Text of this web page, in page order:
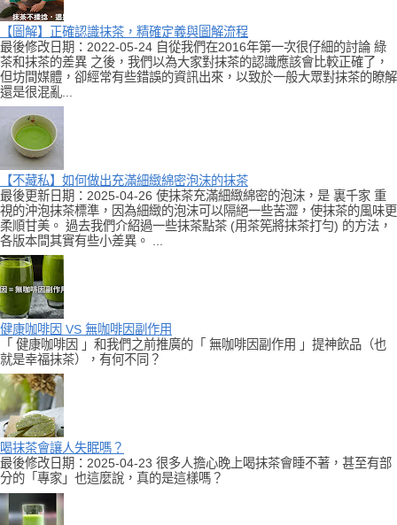
【圖解】正確認識抹茶，精確定義與圖解流程
最後修改日期：2022-05-24 自從我們在2016年第一次很仔細的討論 綠
茶和抹茶的差異 之後，我們以為大家對抹茶的認識應該會比較正確了，
但坊間媒體，卻經常有些錯誤的資訊出來，以致於一般大眾對抹茶的瞭解
還是很混亂...
【不藏私】如何做出充滿細緻綿密泡沫的抹茶
最後更新日期：2025-04-26 使抹茶充滿細緻綿密的泡沫，是 裏千家 重
視的沖泡抹茶標準，因為細緻的泡沫可以隔絕一些苦澀，使抹茶的風味更
柔順甘美。 過去我們介紹過一些抹茶點茶 (用茶筅將抹茶打勻) 的方法，
各版本間其實有些小差異。 ...
健康咖啡因 VS 無咖啡因副作用
「 健康咖啡因 」和我們之前推廣的「 無咖啡因副作用 」提神飲品（也
就是幸福抹茶），有何不同？
喝抹茶會讓人失眠嗎？
最後修改日期：2025-04-23 很多人擔心晚上喝抹茶會睡不著，甚至有部
分的「專家」也這麼說，真的是這樣嗎？